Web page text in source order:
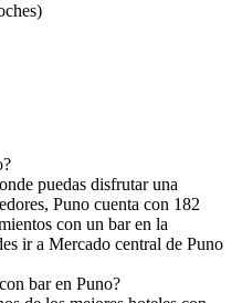
puedas disfrutar una
Puno cuenta con 182
con un bar en la
ir a Mercado central de Puno
bar en Puno?